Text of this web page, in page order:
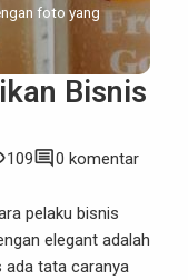
foto yang
Bisnis
109comment0 komentar
pelaku bisnis
elegant adalah
ada tata caranya